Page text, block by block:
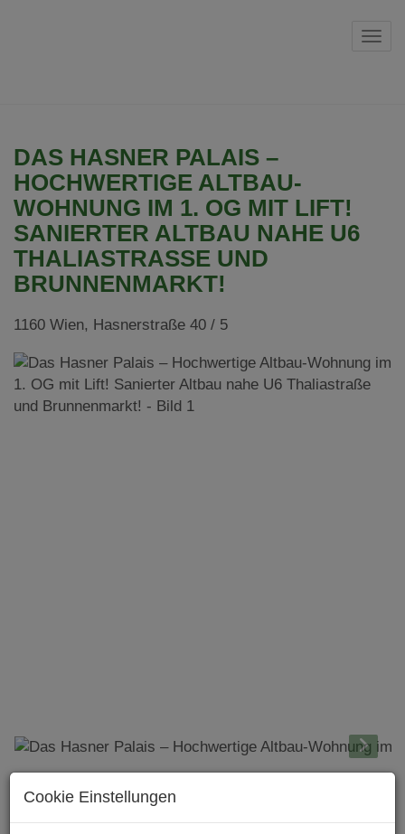
DAS HASNER PALAIS –
HOCHWERTIGE ALTBAU-
WOHNUNG IM 1. OG MIT LIFT!
SANIERTER ALTBAU NAHE U6
THALIASTRASSE UND B
RUNNENMARKT!
1160 Wien, Hasnerstraße 40 / 5
Beschreibung
Cookie Einstellungen